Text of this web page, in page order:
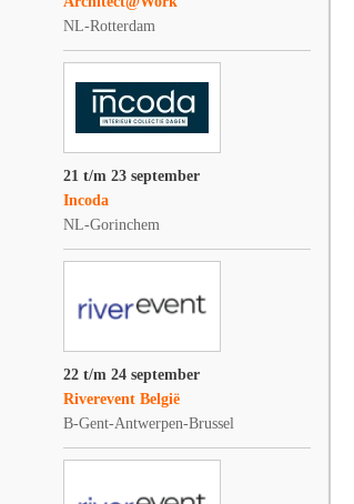
NL-Rotterdam
21 t/m 23 september
Incoda
NL-Gorinchem
22 t/m 24 september
Riverevent België
B-Gent-Antwerpen-Brussel